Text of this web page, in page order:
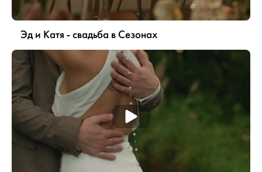
Эд и Катя - свадьба в Сезонах